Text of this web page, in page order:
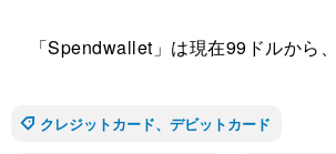
「Spendwallet」は現在99ドルから、
クレジットカード、デビットカード